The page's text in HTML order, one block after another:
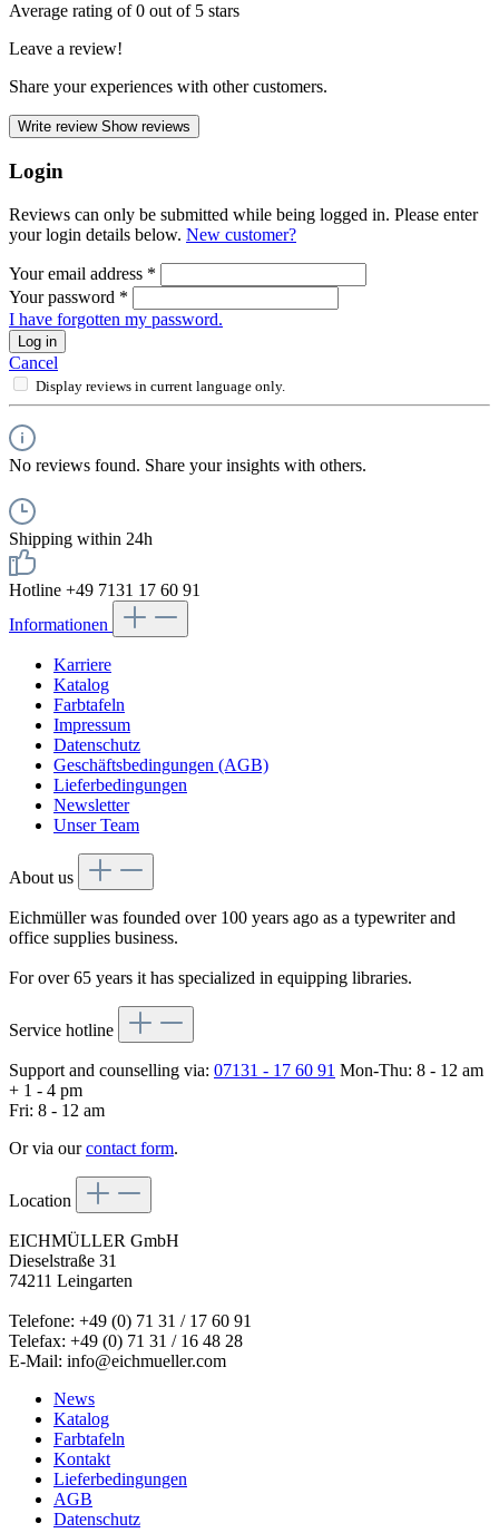
Average rating of 0 out of 5 stars
Leave a review!
Share your experiences with other customers.
Write review Show reviews
Login
Reviews can only be submitted while being logged in. Please enter
your login details below. New customer?
Your email address *
Your password *
I have forgotten my password.
Log in
Cancel
Display reviews in current language only.
No reviews found. Share your insights with others.
Shipping within 24h
Hotline +49 7131 17 60 91
Informationen
Karriere
Katalog
Farbtafeln
Impressum
Datenschutz
Geschäftsbedingungen (AGB)
Lieferbedingungen
Newsletter
Unser Team
About us
Eichmüller was founded over 100 years ago as a typewriter and
office supplies business.
For over 65 years it has specialized in equipping libraries.
Service hotline
Support and counselling via: 07131 - 17 60 91 Mon-Thu: 8 - 12 am
+ 1 - 4 pm
Fri: 8 - 12 am
Or via ourcontact form.
Location
EICHMÜLLER GmbH
Dieselstraße 31
74211 Leingarten
Telefone: +49 (0) 71 31 / 17 60 91
Telefax: +49 (0) 71 31 / 16 48 28
E-Mail: info@eichmueller.com
News
Katalog
Farbtafeln
Kontakt
Lieferbedingungen
AGB
Datenschutz